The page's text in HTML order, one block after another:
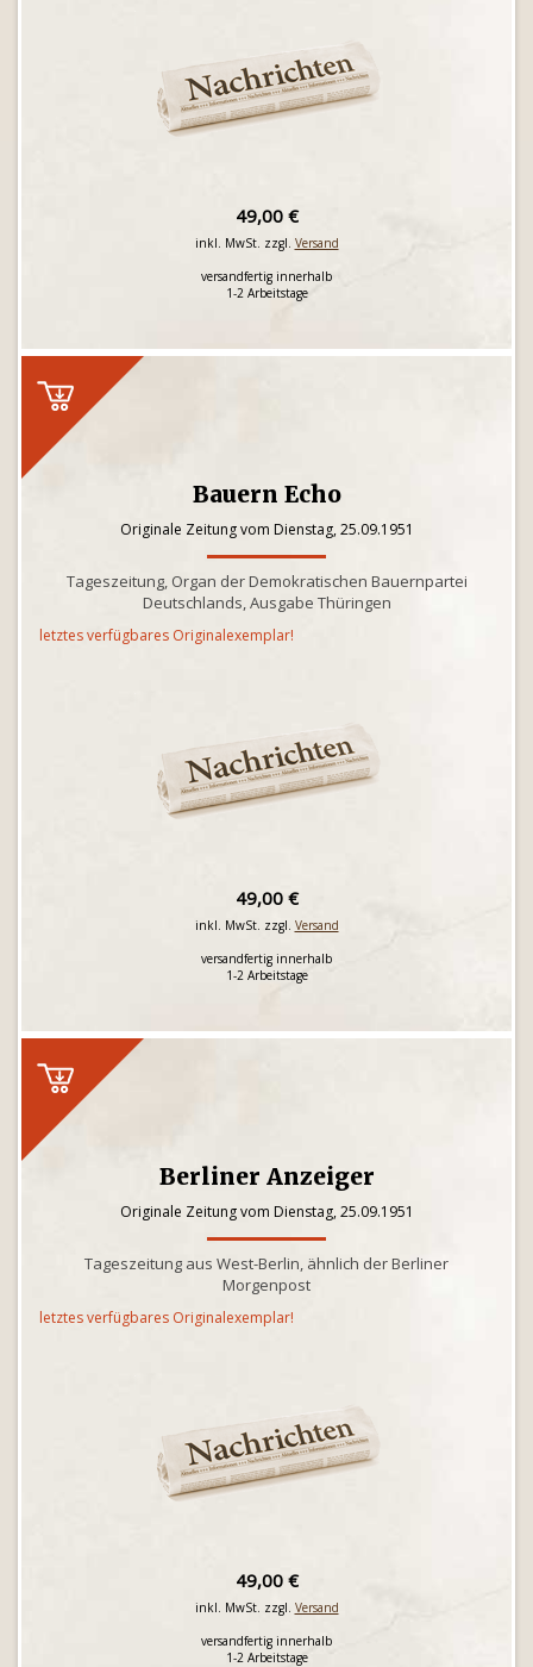
49,00 €
inkl. MwSt. zzgl. Versand
versandfertig innerhalb
1-2 Arbeitstage
Bauern Echo
Originale Zeitung vom Dienstag, 25.09.1951
Tageszeitung, Organ der Demokratischen Bauernpartei
Deutschlands, Ausgabe Thüringen
letztes verfügbares Originalexemplar!
49,00 €
inkl. MwSt. zzgl. Versand
versandfertig innerhalb
1-2 Arbeitstage
Berliner Anzeiger
Originale Zeitung vom Dienstag, 25.09.1951
Tageszeitung aus West-Berlin, ähnlich der Berliner
Morgenpost
letztes verfügbares Originalexemplar!
49,00 €
inkl. MwSt. zzgl. Versand
versandfertig innerhalb
1-2 Arbeitstage